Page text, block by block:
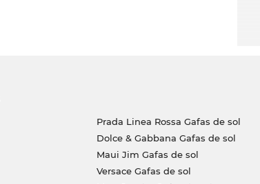
Prada Linea Rossa Gafas de sol
Dolce & Gabbana Gafas de sol
Maui Jim Gafas de sol
Versace Gafas de sol